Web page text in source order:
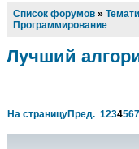
Список форумов »
Программирование
Лучший
На страницуПред. 1234567